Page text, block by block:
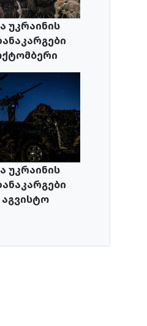
უკრაინის
უკრაინის
აგვისტო